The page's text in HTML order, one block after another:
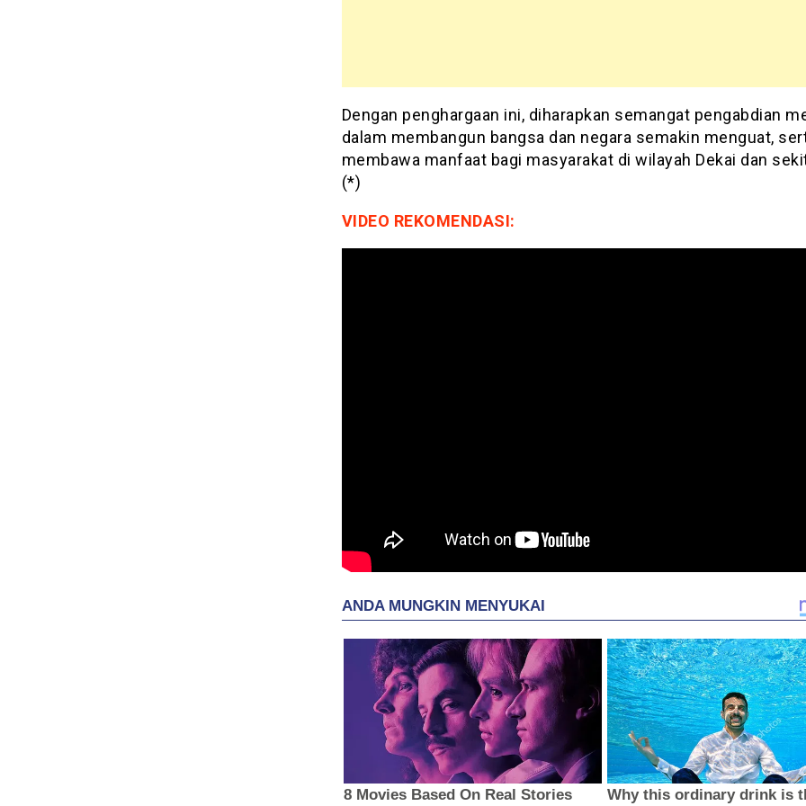
Dengan penghargaan ini, diharapkan semangat pengabdian
dalam membangun bangsa dan negara semakin menguat,
membawa manfaat bagi masyarakat di wilayah Dekai dan
(*)
VIDEO REKOMENDASI: